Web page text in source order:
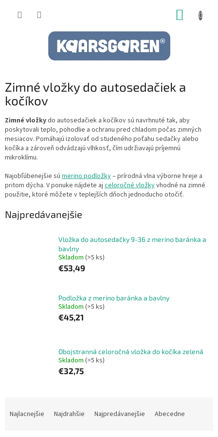
Zimné vložky do autosedačiek a
kočíkov
Zimné vložkydo autosedačiek a kočíkov sú navrhnuté tak, aby
poskytovali teplo, pohodlie a ochranu pred chladom počas zimných
mesiacov. Pomáhajú izolovať od studeného poťahu sedačky alebo
kočíka a zároveň odvádzajú vlhkosť, čím udržiavajú príjemnú
mikroklímu.
Najobľúbenejšie sú merino podložky– prírodná vlna výborne hreje a
pritom dýcha. V ponuke nájdete aj celoročné vložkyvhodné na zimné
použitie, ktoré môžete v teplejších dňoch jednoducho otočiť.
Najpredávanejšie
Vložka do autosedačky 9-36 z merino baránka a
bavlny
Skladom (>5 ks)
€53,49
Podložka z merino baránka a bavlny
Skladom (>5 ks)
€45,21
Obojstranná celoročná vložka do kočíka zelená
Skladom (>5 ks)
€32,75
Najlacnejšie Najdrahšie Najpredávanejšie Abecedne